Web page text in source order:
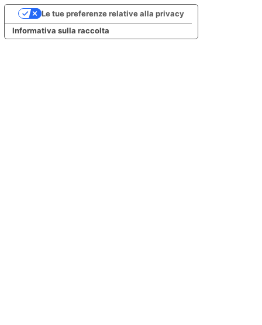
Informativa sulla raccolta
Le tue preferenze relative alla privacy